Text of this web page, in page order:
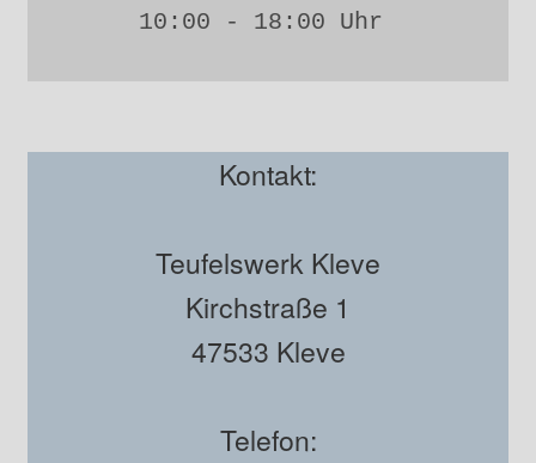
10:00 - 18:00 Uhr
Kontakt:
Teufelswerk Kleve
Kirchstraße 1
47533 Kleve
Telefon: